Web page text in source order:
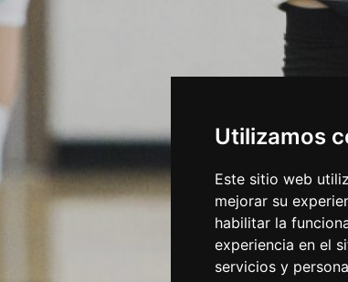
Utilizamos
Este sitio web
mejorar su
habilitar la
experiencia en el
servicios y